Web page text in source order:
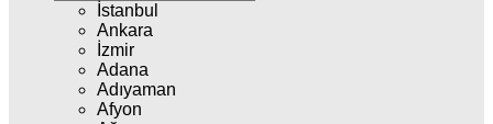
İstanbul
Ankara
İzmir
Adana
Adıyaman
Afyon